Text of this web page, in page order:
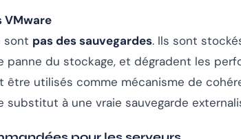
VMware
sont pas des sauvegardes. Ils sont
panne du stockage, et dégradent les
être utilisés comme mécanisme de
substitut à une vraie sauvegarde